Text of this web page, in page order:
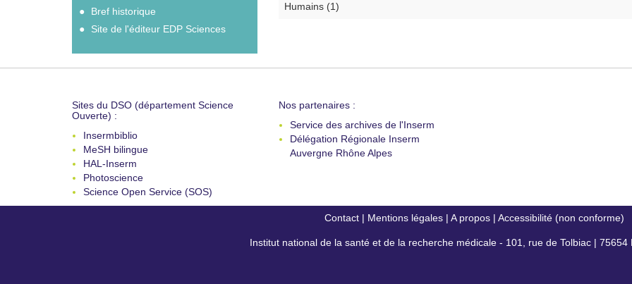
Bref historique
Site de l'éditeur EDP Sciences
Humains (1)
Sites du DSO (département Science
Ouverte) :
Insermbiblio
MeSH bilingue
HAL-Inserm
Photoscience
Science Open Service (SOS)
Nos partenaires :
Service des archives de l'Inserm
Délégation Régionale Inserm
Auvergne Rhône Alpes
Contact| Mentions légales| A propos| Accessibilité (non conforme)
Institut national de la santé et de la recherche médicale - 101, rue de Tolbiac | 75654